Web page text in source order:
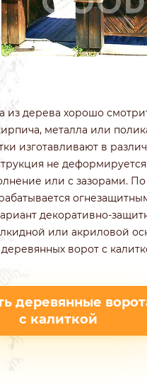
из дерева хорошо
металла или
изготавливают в
не
или с зазорами.
декоративно-
или акриловой
ворот с
деревянные
с калиткой